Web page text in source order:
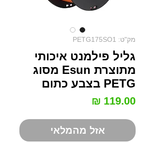
מק"ט: PETG175SO1
גליל פילמנט איכותי
מתוצרת Esun מסוג
PETG בצבע כתום
אזל מהמלאי